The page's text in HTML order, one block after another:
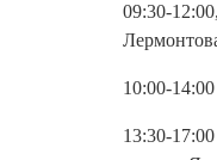
09:30-
10:00-
13:30-